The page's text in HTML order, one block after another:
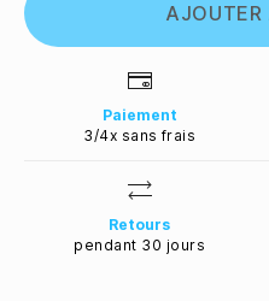
AJOUTER
Paiement
3/4x sans frais
Retours
pendant 30 jours